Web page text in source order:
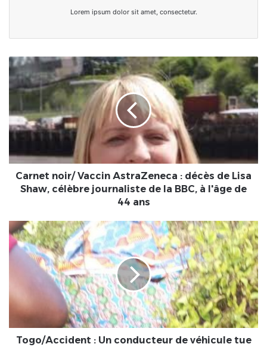
Lorem ipsum dolor sit amet, consectetur.
Carnet
noir/
Vaccin
:
décès
Shaw,
célèbre
journaliste
BBC,
à
l'âge
Carnet noir/ Vaccin AstraZeneca : décès de Lisa
Shaw, célèbre journaliste de la BBC, à l'âge de
44 ans
Togo/Accident
Un
conducteur
tue
une
balayeuse
Togo/Accident : Un conducteur de véhicule tue